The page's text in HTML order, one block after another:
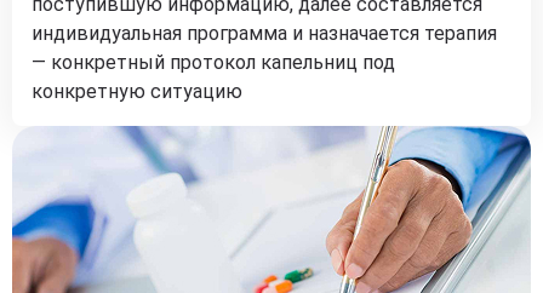
индивидуальная программа и назначается терапия
— конкретный протокол капельниц под
конкретную ситуацию